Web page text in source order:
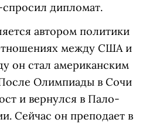
дипломат.
автором политики
между США и
он стал американским
Олимпиады в Сочи
и вернулся в Пало-
Сейчас он преподает в